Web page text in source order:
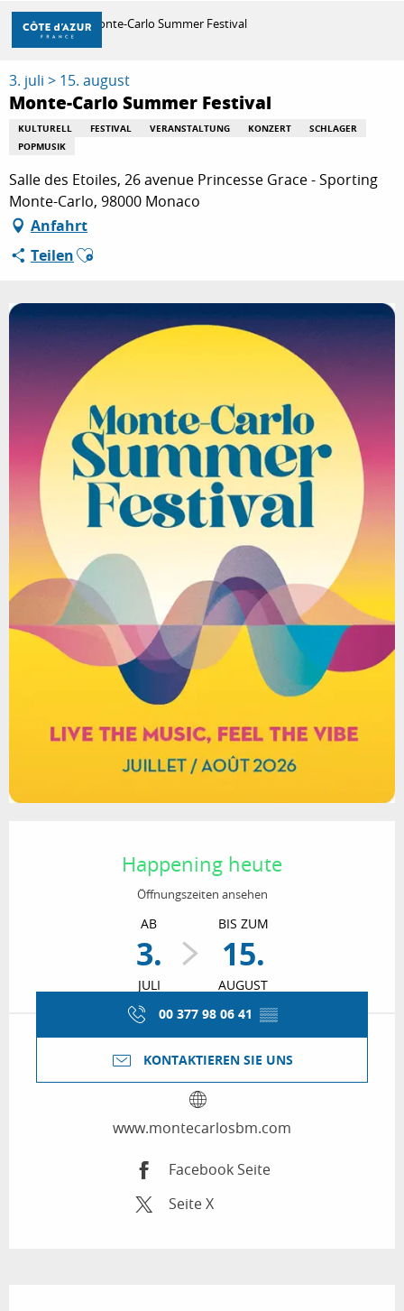
Aller
contenu
principal
ENTDECKEN
ZU TUN
AUFENTHALT
Startseite Monte-Carlo Summer Festival
3. juli > 15. august
Monte-Carlo Summer Festival
KULTURELL FESTIVAL VERANSTALTUNG KONZERT
SCHLAGER
POPMUSIK
Salle des Etoiles, 26 avenue Princesse Grace - Sporting
Monte-Carlo, 98000 Monaco
Anfahrt
TeilenAjouter aux favoris
Happening heute
Öffnungszeiten ansehen
AB
3.
JULI
BIS ZUM
15.
AUGUST
00 377 98 06 41 ▒▒
KONTAKTIEREN SIE UNS
www.montecarlosbm.com
Facebook Seite
Seite X